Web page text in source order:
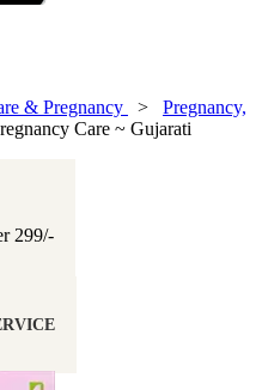
& Pregnancy > Pregnancy,
Care ~ Gujarati
299/-